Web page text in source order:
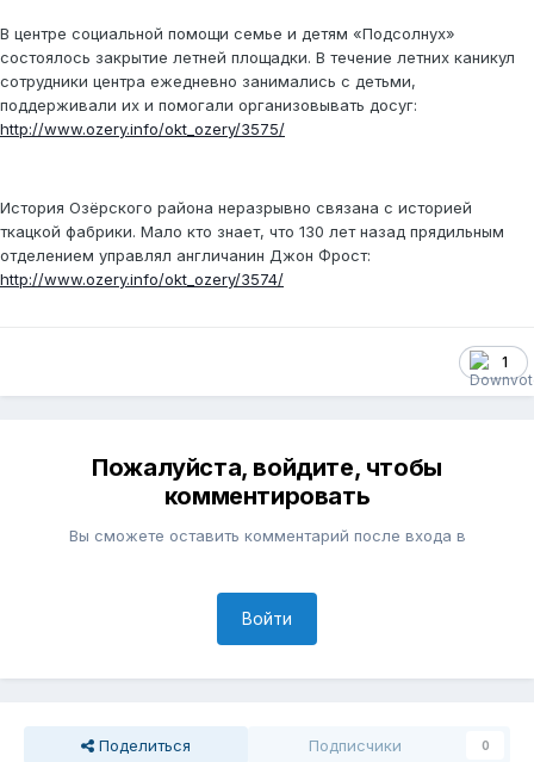
В центре социальной помощи семье и детям «Подсолнух»
состоялось закрытие летней площадки. В течение летних каникул
сотрудники центра ежедневно занимались с детьми,
поддерживали их и помогали организовывать досуг:
http://www.ozery.info/okt_ozery/3575/
История Озёрского района неразрывно связана с историей
ткацкой фабрики. Мало кто знает, что 130 лет назад прядильным
отделением управлял англичанин Джон Фрост:
http://www.ozery.info/okt_ozery/3574/
1
Пожалуйста, войдите, чтобы
комментировать
Вы сможете оставить комментарий после входа в
Войти
Поделиться Подписчики 0